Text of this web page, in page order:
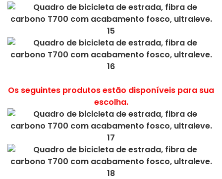
Os seguintes produtos estão disponíveis para sua
escolha.